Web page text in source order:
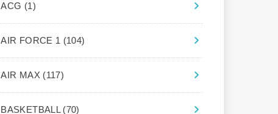
ACG (1)
AIR FORCE 1 (104)
AIR MAX (117)
BASKETBALL (70)